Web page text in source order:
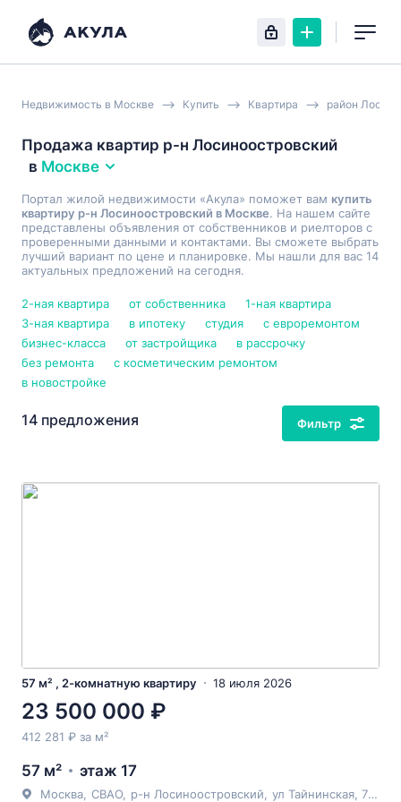
Недвижимость в Москве Купить Квартира район
Продажа квартир р-н Лосиноостровский
в Москве
Портал жилой недвижимости «Акула» поможет вам купить
квартиру р-н Лосиноостровский в Москве. На нашем сайте
представлены объявления от собственников и риелторов с
проверенными данными и контактами. Вы сможете выбрать
лучший вариант по цене и планировке. Мы нашли для вас 14
актуальных предложений на сегодня.
2-ная квартира от собственника
1-ная квартира
3-ная квартира
в ипотеку студия
с евроремонтом
бизнес-класса
от застройщика
в рассрочку
без ремонта
с косметическим ремонтом
в новостройке
14 предложения Фильтр
57 м² , 2-комнатную квартиру 18 июля 2026
23 500 000 ₽
412 281 ₽ за м²
57 м² этаж 17
Москва СВАО р-н Лосиноостровский ул Тайнинская , 7к2